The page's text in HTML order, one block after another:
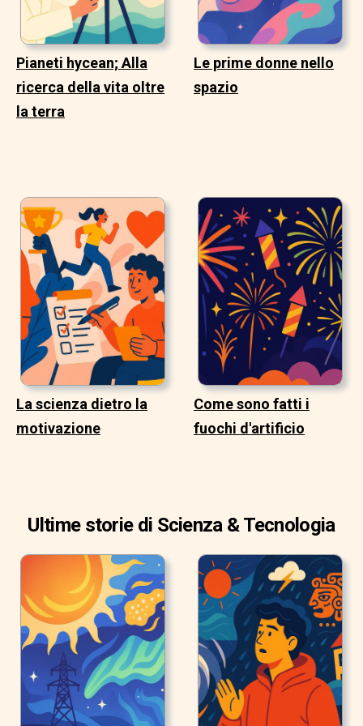
Pianeti hycean; Alla
ricerca della vita oltre
la terra
Le prime donne nello
spazio
La scienza dietro la
motivazione
Come sono fatti i
fuochi d'artificio
Ultime storie di Scienza & Tecnologia